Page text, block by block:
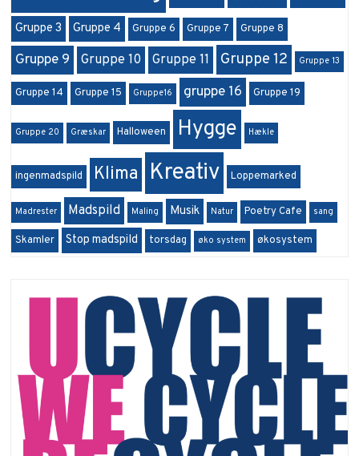
Gruppe 3 Gruppe 4 Gruppe 6 Gruppe 7 Gruppe 8
Gruppe 9 Gruppe 10 Gruppe 11 Gruppe 12 Gruppe 13
Gruppe 14 Gruppe 15 Gruppe16 gruppe 16 Gruppe 19
Gruppe 20 Græskar Halloween Hygge Hækle
ingenmadspild Klima Kreativ Loppemarked
Madrester Madspild Maling Musik Natur Poetry Cafe sang
Skamler Stop madspild torsdag øko system økosystem